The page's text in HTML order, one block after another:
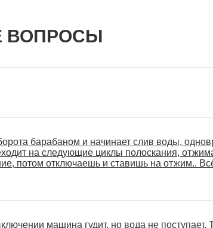
ВОПРОСЫ
барабаном и начинает слив воды,
на следующие циклы полоскания,
потом отключаешь и ставишь на отжим..
машина гудит, но вода не поступает.